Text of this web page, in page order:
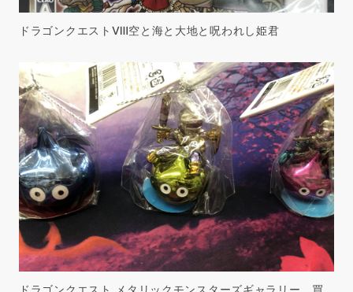
ドラゴンクエストⅧ空と海と大地と呪われし姫君